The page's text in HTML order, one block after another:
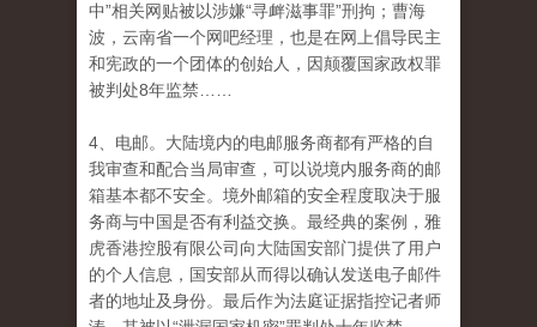
中”相关网贴被以涉嫌“寻衅滋事罪”刑拘；曹海
波，云南省一个网吧经理，也是在网上倡导民主
和宪政的一个团体的创始人，因颠覆国家政权罪
被判处8年监禁……
4、电邮。大陆境内的电邮服务商都有严格的自
我审查和配合当局审查，可以说境内服务商的邮
箱基本都不安全。境外邮箱的安全程度取决于服
务商与中国是否有利益交换。最经典的案例，雅
虎香港控股有限公司向大陆国安部门提供了用户
的个人信息，国安部从而得以确认发送电子邮件
者的地址及身份。最后作为法庭证据指控记者师